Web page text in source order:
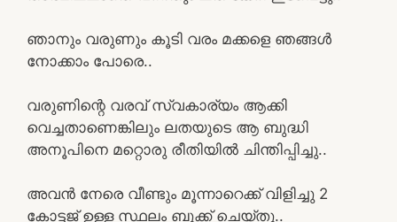
ഞാനും വരുണും കൂടി വരം മക്കളെ ഞങ്ങൾ
നോക്കാം പോരെ..
വരുണിന്റെ വരവ് സ്വകാര്യം ആക്കി
വെച്ചതാണെങ്കിലും ലതയുടെ ആ ബുദ്ധി
അനൂപിനെ മറ്റൊരു രീതിയിൽ ചിന്തിപ്പിച്ചു..
അവൻ നേരെ വീണ്ടും മൂന്നാറെക്ക് വിളിച്ചു 2
കോട്ടജ് ഉള്ള സ്ഥലം ബുക്ക് ചെയ്തു..